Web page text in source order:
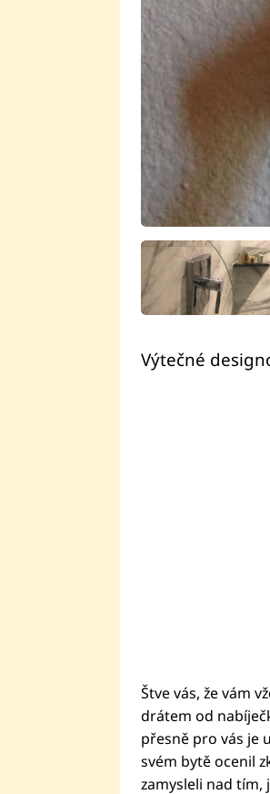
Výtečné
Štve vás, že vám
drátem od
přesně pro vás je
svém bytě ocenil
zamysleli nad tím,